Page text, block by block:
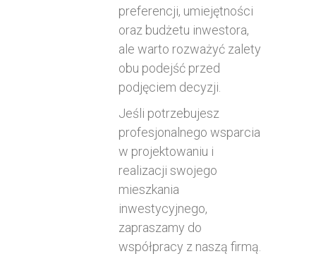
preferencji, umiejętności
oraz budżetu inwestora,
ale warto rozważyć zalety
obu podejść przed
podjęciem decyzji.
Jeśli potrzebujesz
profesjonalnego wsparcia
w projektowaniu i
realizacji swojego
mieszkania
inwestycyjnego,
zapraszamy do
współpracy z naszą firmą.